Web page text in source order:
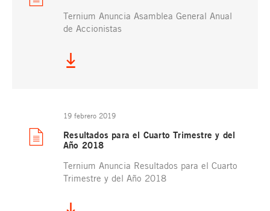
Ternium Anuncia Asamblea General Anual
de Accionistas
19 febrero 2019
Resultados para el Cuarto Trimestre y del
Año 2018
Ternium Anuncia Resultados para el Cuarto
Trimestre y del Año 2018